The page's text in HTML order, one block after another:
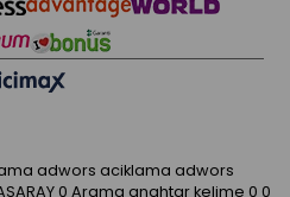
adwors aciklama adwors
0 Arama anahtar kelime 0 0